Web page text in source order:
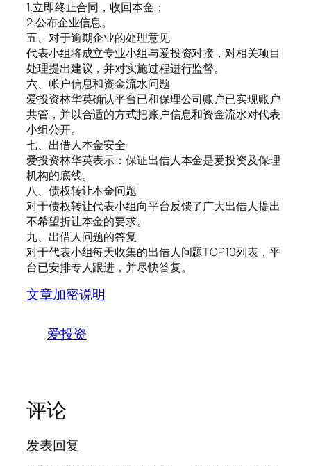
1.立即终止合同，收回本金；
2.公布企业信息。
五、对于逾期企业的处理意见
代表小组将成立专业小组与爱投资对接，对相关项目
处理提出建议，并对实施过程进行监督。
六、帐户信息和资金流水问题
爱投资林华英确认平台已和保理公司账户已实现账户
共管，并以合适的方式把账户信息和资金流水对代表
小组公开。
七、出借人本金安全
爱投资林华英表示：保证出借人本金是爱投资及保理
机构的底线。
八、债权转让本金问题
对于债权转让代表小组向平台反馈了广大出借人提出
不希望折让本金的要求。
九、出借人问题的答复
对于代表小组每天收集的出借人问题TOP10列表，平
台已安排专人跟进，并尽快答复。
文章加密说明
爱投资
评论
发表回复